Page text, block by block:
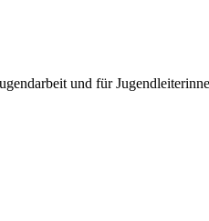
und für